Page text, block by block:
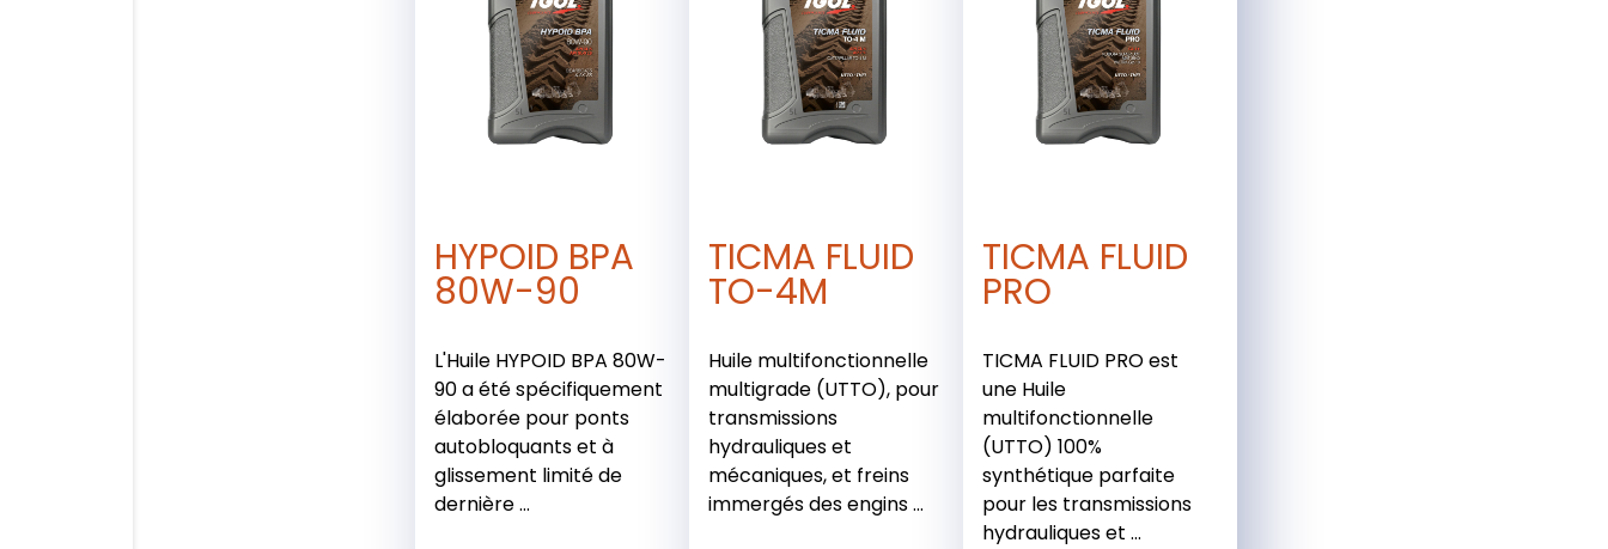
HYPOID BPA
80W-90
L'Huile HYPOID BPA 80W-
90 a été spécifiquement
élaborée pour ponts
autobloquants et à
glissement limité de
dernière ...
TICMA FLUID
TO-4M
Huile multifonctionnelle
multigrade (UTTO), pour
transmissions
hydrauliques et
mécaniques, et freins
immergés des engins ...
TICMA FLUID
PRO
TICMA FLUID PRO est
une Huile
multifonctionnelle
(UTTO) 100%
synthétique parfaite
pour les transmissions
hydrauliques et ...